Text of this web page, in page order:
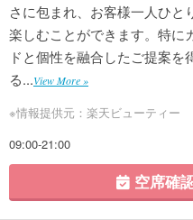
さに包まれ、お客様一人ひと
楽しむことができます。特に
ドと個性を融合したご提案
る...View More »
※情報提供元：楽天ビューティー
09:00-21:00
空席確